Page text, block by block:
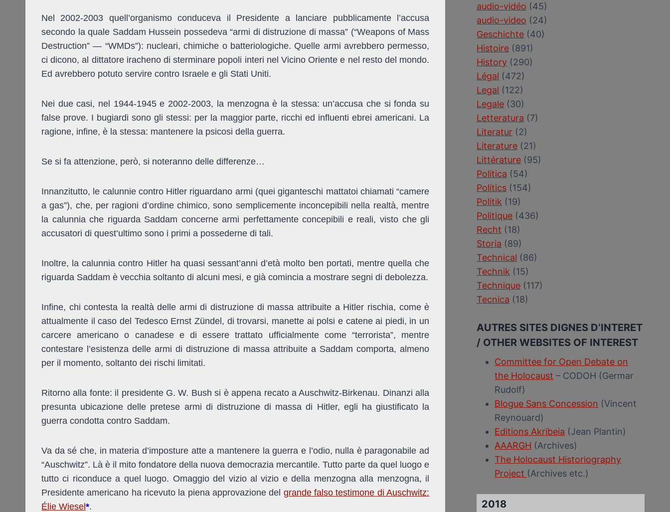
Nel 2002-2003 quell’organismo conduceva il Presidente a lanciare pubblicamente l’accusa
secondo la quale Saddam Hussein possedeva “armi di distruzione di massa” (“Weapons of Mass
Destruction” — “WMDs”): nucleari, chimiche o batteriologiche. Quelle armi avrebbero permesso,
ci dicono, al dittatore iracheno di sterminare popoli interi nel Vicino Oriente e nel resto del mondo.
Ed avrebbero potuto servire contro Israele e gli Stati Uniti.
Nei due casi, nel 1944-1945 e 2002-2003, la menzogna è la stessa: un’accusa che si fonda su
false prove. I bugiardi sono gli stessi: per la maggior parte, ricchi ed influenti ebrei americani. La
ragione, infine, è la stessa: mantenere la psicosi della guerra.
Se si fa attenzione, però, si noteranno delle differenze…
Innanzitutto, le calunnie contro Hitler riguardano armi (quei giganteschi mattatoi chiamati “camere
a gas”), che, per ragioni d’ordine chimico, sono semplicemente inconcepibili nella realtà, mentre
la calunnia che riguarda Saddam concerne armi perfettamente concepibili e reali, visto che gli
accusatori di quest’ultimo sono i primi a possederne di tali.
Inoltre, la calunnia contro Hitler ha quasi sessant’anni d’età molto ben portati, mentre quella che
riguarda Saddam è vecchia soltanto di alcuni mesi, e già comincia a mostrare segni di debolezza.
Infine, chi contesta la realtà delle armi di distruzione di massa attribuite a Hitler rischia, come è
attualmente il caso del Tedesco Ernst Zündel, di trovarsi, manette ai polsi e catene ai piedi, in un
carcere americano o canadese e di essere trattato ufficialmente come “terrorista”, mentre
contestare l’esistenza delle armi di distruzione di massa attribuite a Saddam comporta, almeno
per il momento, soltanto dei rischi limitati.
Ritorno alla fonte: il presidente G. W. Bush si è appena recato a Auschwitz-Birkenau. Dinanzi alla
presunta ubicazione delle pretese armi di distruzione di massa di Hitler, egli ha giustificato la
guerra condotta contro Saddam.
Va da sé che, in materia d’imposture atte a mantenere la guerra e l’odio, nulla è paragonabile ad
“Auschwitz”. Là è il mito fondatore della nuova democrazia mercantile. Tutto parte da quel luogo e
tutto ci riconduce a quel luogo. Omaggio del vizio al vizio e della menzogna alla menzogna, il
Presidente americano ha ricevuto la piena approvazione del grande falso testimone di Auschwitz:
Élie Wiesel*.
audio-vidéo (45)
audio-video (24)
Geschichte (40)
Histoire (891)
History (290)
Légal (472)
Legal (122)
Legale (30)
Letteratura (7)
Literatur (2)
Literature (21)
Littérature (95)
Politica (54)
Politics (154)
Politik (19)
Politique (436)
Recht (18)
Storia (89)
Technical (86)
Technik (15)
Technique (117)
Tecnica (18)
AUTRES SITES DIGNES D’INTERET
/ OTHER WEBSITES OF INTEREST
Committee for Open Debate on
the Holocaust – CODOH (Germar
Rudolf)
Blogue Sans Concession (Vincent
Reynouard)
Editions Akribeia (Jean Plantin)
AAARGH (Archives)
The Holocaust Historiography
Project (Archives etc.)
2018